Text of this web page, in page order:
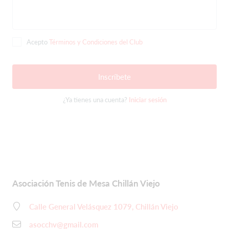
AceptoTérminos y Condiciones del Club
Inscríbete
¿Ya tienes una cuenta? Iniciar sesión
Asociación Tenis de Mesa Chillán Viejo
Calle General Velásquez 1079, Chillán Viejo
asocchv@gmail.com